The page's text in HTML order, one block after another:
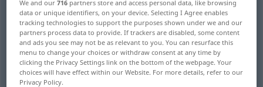
woven [ˈwouvən];a.wove >
Overview of all translations
(For more details, click/tap on the translation)
weben, wirken spinnen
We and our716 partners store and access personal data, like browsing
data or unique identifiers, on your device. Selecting I Agree enables
tracking technologies to support the purposes shown under we and our
partners process data to provide. If trackers are disabled, some content
and ads you see may not be as relevant to you. You can resurface this
menu to change your choices or withdraw consent at any time by
clicking the Privacy Settings link on the bottom of the webpage. Your
choices will have effect within our Website. For more details, refer to our
Privacy Policy.